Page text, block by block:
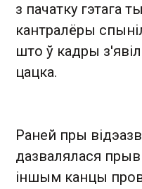
з пачатку гэтага
кантралёры
што ў кадры
цацка.
Раней пры
дазвалялася
іншым канцы